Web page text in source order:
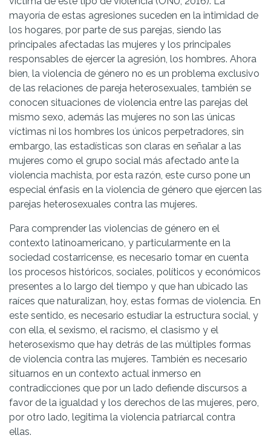
mayoría de estas agresiones suceden en la intimidad de
los hogares, por parte de sus parejas, siendo las
principales afectadas las mujeres y los principales
responsables de ejercer la agresión, los hombres. Ahora
bien, la violencia de género no es un problema exclusivo
de las relaciones de pareja heterosexuales, también se
conocen situaciones de violencia entre las parejas del
mismo sexo, además las mujeres no son las únicas
víctimas ni los hombres los únicos perpetradores, sin
embargo, las estadísticas son claras en señalar a las
mujeres como el grupo social más afectado ante la
violencia machista, por esta razón, este curso pone un
especial énfasis en la violencia de género que ejercen las
parejas heterosexuales contra las mujeres.
Para comprender las violencias de género en el
contexto latinoamericano, y particularmente en la
sociedad costarricense, es necesario tomar en cuenta
los procesos históricos, sociales, políticos y económicos
presentes a lo largo del tiempo y que han ubicado las
raíces que naturalizan, hoy, estas formas de violencia. En
este sentido, es necesario estudiar la estructura social, y
con ella, el sexismo, el racismo, el clasismo y el
heterosexismo que hay detrás de las múltiples formas
de violencia contra las mujeres. También es necesario
situarnos en un contexto actual inmerso en
contradicciones que por un lado defiende discursos a
favor de la igualdad y los derechos de las mujeres, pero,
por otro lado, legitima la violencia patriarcal contra
ellas.